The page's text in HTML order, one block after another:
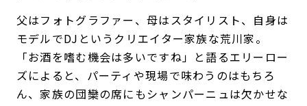
父はフォトグラファー、母はスタイリスト、自身は
モデルでDJというクリエイター家族な荒川家。
「お酒を嗜む機会は多いですね」と語るエリーロー
ズによると、パーティや現場で味わうのはもちろ
ん、家族の団欒の席にもシャンパーニュは欠かせな